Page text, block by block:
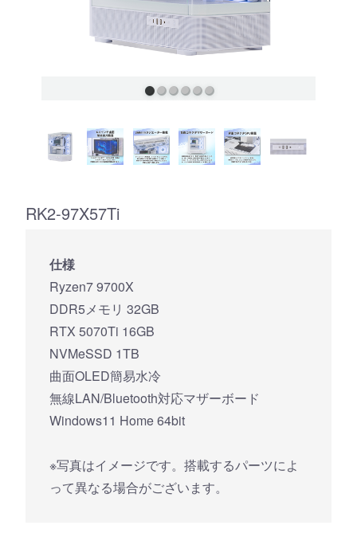
RK2-97X57Ti
仕様
Ryzen7 9700X
DDR5メモリ 32GB
RTX 5070Ti 16GB
NVMeSSD 1TB
曲面OLED簡易水冷
無線LAN/Bluetooth対応マザーボード
Windows11 Home 64bit
※写真はイメージです。搭載するパーツによ
って異なる場合がございます。